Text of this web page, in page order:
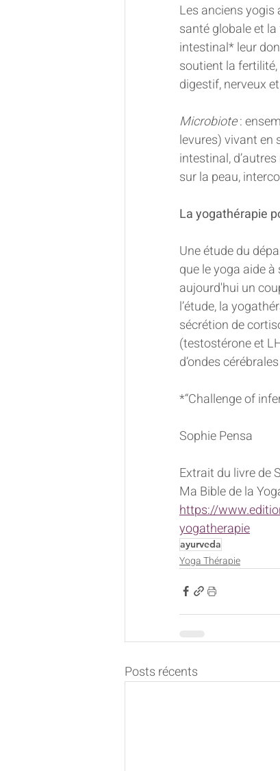
Les anciens
santé globale et
intestinal* leur
soutient la
digestif, nerveux
Microbiote :
levures) vivant en
intestinal,
sur la peau,
La yogathérapie
Une étude du
que le yoga aide
aujourd'hui un
l’étude, la
sécrétion de
(testostérone et
d’ondes
*“Challenge of
Sophie Pensa
Extrait du livre de
Ma Bible de la
https://
yogatherapie
ayurveda
Yoga Thérapie
Posts récents